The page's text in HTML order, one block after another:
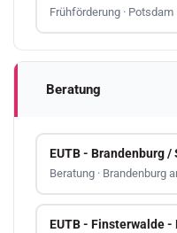
Frühförderung · Potsdam
Beratung
EUTB - Brandenburg /
Beratung · Brandenburg
EUTB - Finsterwalde -